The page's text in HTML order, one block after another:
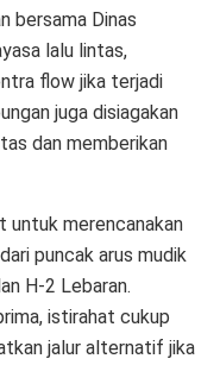
bersama Dinas
lalu lintas,
flow jika terjadi
juga disiagakan
dan memberikan
untuk merencanakan
puncak arus mudik
H-2 Lebaran.
istirahat cukup
jalur alternatif jika